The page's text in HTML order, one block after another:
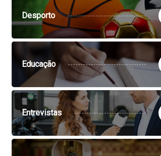
Desporto
Educação
Entrevistas